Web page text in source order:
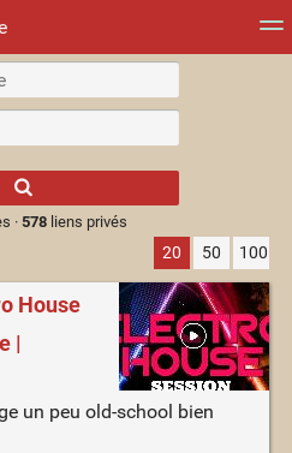
results.
· 578liens privés
20 50 100
House
|
un peu old-school bien